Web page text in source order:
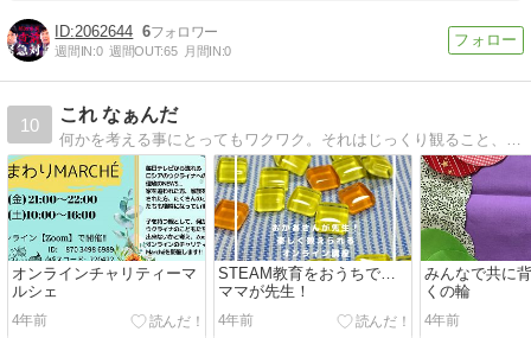
2062644 6
週間IN:0 週間OUT:65 月間IN:0
10
これ なぁんだ
オンラインチャリティーマ
ルシェ
4年前
STEAM教育をおうちで…
ママが先生！
4年前
みんなで共に
くの輪
4年前